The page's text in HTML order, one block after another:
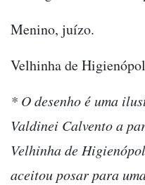
Menino, juízo.
Velhinha de
* O desenho é uma
Valdinei Calvento a
Velhinha de
aceitou posar para